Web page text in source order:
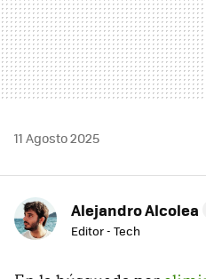
11 Agosto 2025
Alejandro Alcolea
Editor - Tech